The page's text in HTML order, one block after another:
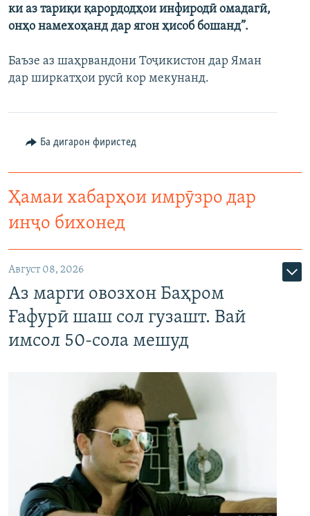
ки аз тариқи қарордодҳои инфиродӣ омадагӣ,
онҳо намехоҳанд дар ягон ҳисоб бошанд”.
Баъзе аз шаҳрвандони Тоҷикистон дар Яман
дар ширкатҳои русӣ кор мекунанд.
Ба дигарон фиристед
Ҳамаи хабарҳои имрӯзро дар
инҷо бихонед
Август 08, 2026
Аз марги овозхон Баҳром
Ғафурӣ шаш сол гузашт. Вай
имсол 50-сола мешуд